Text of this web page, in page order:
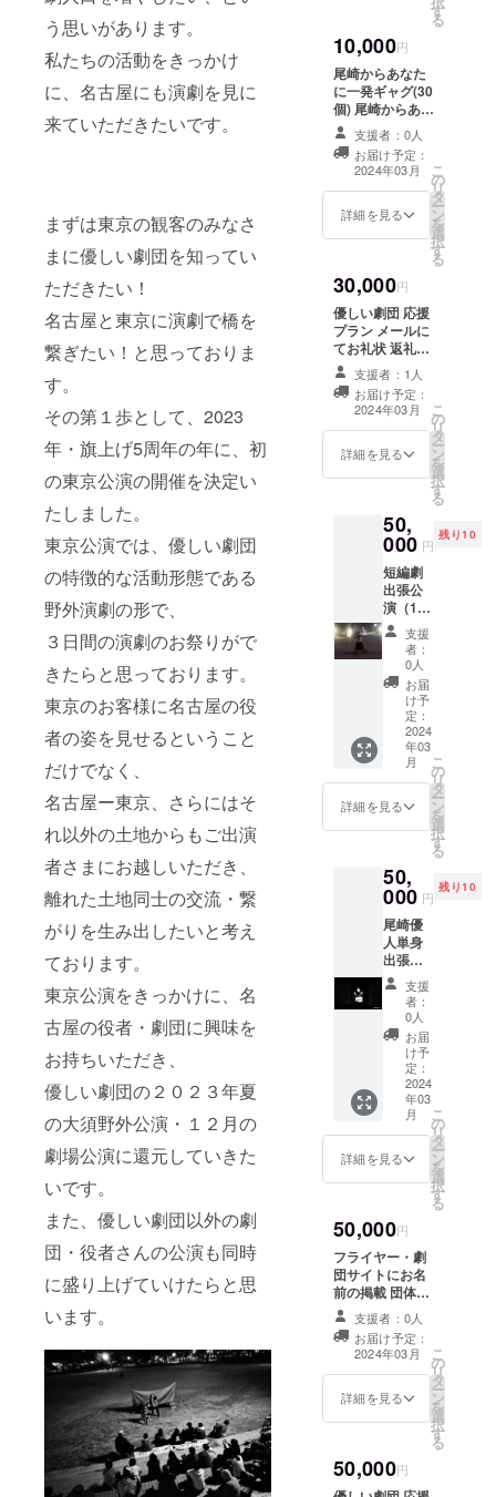
う思いがあります。
私たちの活動をきっかけ
に、名古屋にも演劇を見に
来ていただきたいです。
まずは東京の観客のみなさ
まに優しい劇団を知ってい
ただきたい！
名古屋と東京に演劇で橋を
繋ぎたい！と思っておりま
す。
その第１歩として、2023
年・旗上げ5周年の年に、初
の東京公演の開催を決定い
たしました。
東京公演では、優しい劇団
の特徴的な活動形態である
野外演劇の形で、
３日間の演劇のお祭りがで
きたらと思っております。
東京のお客様に名古屋の役
者の姿を見せるということ
だけでなく、
名古屋ー東京、さらにはそ
れ以外の土地からもご出演
者さまにお越しいただき、
離れた土地同士の交流・繋
がりを生み出したいと考え
ております。
東京公演をきっかけに、名
古屋の役者・劇団に興味を
お持ちいただき、
優しい劇団の２０２３年夏
の大須野外公演・１２月の
劇場公演に還元していきた
いです。
また、優しい劇団以外の劇
団・役者さんの公演も同時
に盛り上げていけたらと思
います。
す。ご注意くだ
さい。
す
る
10,000円
尾崎からあなた
に一発ギャグ(30
個) 尾崎からあな
たのためだけに
オリジナルの一
発ギャグ(動画)
をお贈りいたし
ます。
支援者：0人
お届け予定：
2024年03月
詳細を見る
こ
の
リ
タ
ー
ン
を
選
択
す
る
30,000円
優しい劇団 応援
プラン メールに
てお礼状 返礼品
をお届けしない
プランです。
支援者：1人
お届け予定：
2024年03月
詳細を見る
こ
の
リ
タ
ー
ン
を
選
択
す
る
50,
000 円
残り10
短編劇
出張公
演（10
名様限
定） ・
「女子
校生VS
都市伝
説」
〈怪
奇！ネ
バネバ
男
篇！〉
・不眠
症中学
クルト
レ◯ィ
・「女
子校生
VS都市
伝説2」
〈爆
走！
リップ
モンス
ター
篇！〉
・｢優し
い夕焼
けの探
し方」
〈小林
ジャッ
「尾崎
優人VS
未来か
らの侵
略者
演劇滅
篇」 な
どのオ
ル短編
劇を出
支援
者：
0人
お届
け予
定：
2024
年03
月
詳細を見る
こ
の
リ
タ
ー
ン
を
選
択
す
る
50,
000 円
残り10
尾崎優
人単身
出張
（10名
様限
定） 優
しい劇
団主
宰・尾
崎があ
なたに
会いに
行きま
す。 一
人芝
居、
た引っ
越しの
手伝い
などが
可能で
す！ ※1
事前に
ご相談
の上、
からの
交通費
負担願
いま
支援
者：
0人
お届
け予
定：
2024
年03
月
詳細を見る
こ
の
リ
タ
ー
ン
を
選
択
す
る
50,000円
フライヤー・劇
団サイトにお名
前の掲載 団体・
企業様や個人の
方など、後援と
してフライ
ヤー・劇団のサ
イトにお名前を
掲載いたしま
ご記入くださ
い。記入がない
支援者：0人
お届け予定：
2024年03月
詳細を見る
こ
の
リ
タ
ー
ン
を
選
択
す
る
50,000円